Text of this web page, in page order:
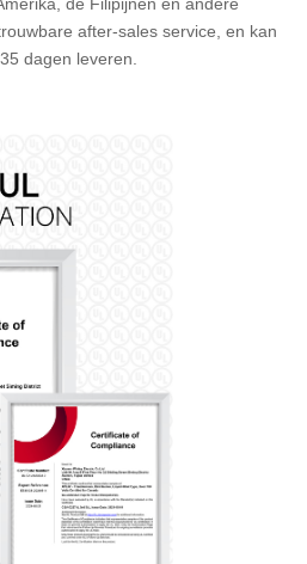
after-sales service, en kan
dagen leveren.